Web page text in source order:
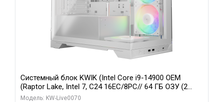
Системный блок KWIK (Intel Core i9-14900 OEM
(Raptor Lake, Intel 7, C24 16EC/8PC// 64 ГБ ОЗУ (2
модуля)/ Gigabyte RTX5080 XTREME WATERFORCE
Модель: KW-Live0070